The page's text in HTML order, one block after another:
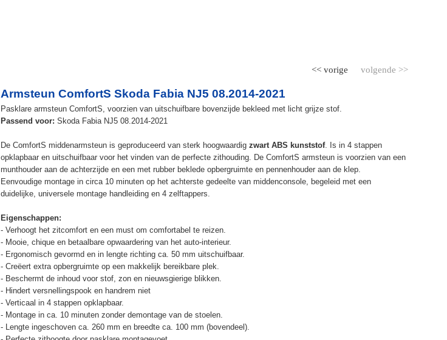
volgende >>
<< vorige
Armsteun ComfortS Skoda Fabia NJ5 08.2014-2021
Pasklare armsteun ComfortS, voorzien van uitschuifbare bovenzijde bekleed met licht grijze stof.
Passend voor: Skoda Fabia NJ5 08.2014-2021
De ComfortS middenarmsteun is geproduceerd van sterk hoogwaardig zwart ABS kunststof. Is in 4 stappen
opklapbaar en uitschuifbaar voor het vinden van de perfecte zithouding. De ComfortS armsteun is voorzien van een
munthouder aan de achterzijde en een met rubber beklede opbergruimte en pennenhouder aan de klep.
Eenvoudige montage in circa 10 minuten op het achterste gedeelte van middenconsole, begeleid met een
duidelijke, universele montage handleiding en 4 zelftappers.
Eigenschappen:
- Verhoogt het zitcomfort en een must om comfortabel te reizen.
- Mooie, chique en betaalbare opwaardering van het auto-interieur.
- Ergonomisch gevormd en in lengte richting ca. 50 mm uitschuifbaar.
- Creëert extra opbergruimte op een makkelijk bereikbare plek.
- Beschermt de inhoud voor stof, zon en nieuwsgierige blikken.
- Hindert versnellingspook en handrem niet
- Verticaal in 4 stappen opklapbaar.
- Montage in ca. 10 minuten zonder demontage van de stoelen.
- Lengte ingeschoven ca. 260 mm en breedte ca. 100 mm (bovendeel).